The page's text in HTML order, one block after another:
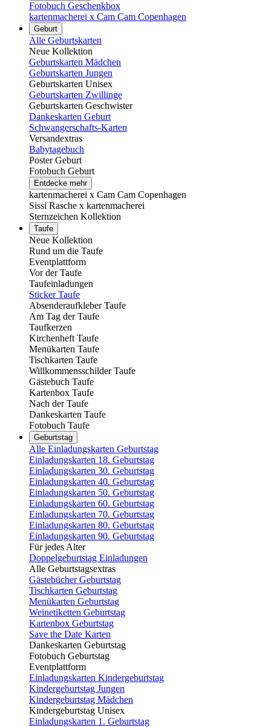
Fotobuch Geschenkbox
kartenmacherei x Cam Cam Copenhagen
Geburt
Alle Geburtskarten
Neue Kollektion
Geburtskarten Mädchen
Geburtskarten Jungen
Geburtskarten Unisex
Geburtskarten Zwillinge
Geburtskarten Geschwister
Dankeskarten Geburt
Schwangerschafts-Karten
Versandextras
Babytagebuch
Poster Geburt
Fotobuch Geburt
Entdecke mehr
kartenmacherei x Cam Cam Copenhagen
Sissi Rasche x kartenmacherei
Sternzeichen Kollektion
Taufe
Neue Kollektion
Rund um die Taufe
Eventplattform
Vor der Taufe
Taufeinladungen
Sticker Taufe
Absenderaufkleber Taufe
Am Tag der Taufe
Taufkerzen
Kirchenheft Taufe
Menükarten Taufe
Tischkarten Taufe
Willkommensschilder Taufe
Gästebuch Taufe
Kartenbox Taufe
Nach der Taufe
Dankeskarten Taufe
Fotobuch Taufe
Geburtstag
Alle Einladungskarten Geburtstag
Einladungskarten 18. Geburtstag
Einladungskarten 30. Geburtstag
Einladungskarten 40. Geburtstag
Einladungskarten 50. Geburtstag
Einladungskarten 60. Geburtstag
Einladungskarten 70. Geburtstag
Einladungskarten 80. Geburtstag
Einladungskarten 90. Geburtstag
Für jedes Alter
Doppelgeburtstag Einladungen
Alle Geburtstagsextras
Gästebücher Geburtstag
Tischkarten Geburtstag
Menükarten Geburtstag
Weinetiketten Geburtstag
Kartenbox Geburtstag
Save the Date Karten
Dankeskarten Geburtstag
Fotobuch Geburtstag
Eventplattform
Einladungskarten Kindergeburtstag
Kindergeburtstag Jungen
Kindergeburtstag Mädchen
Kindergeburtstag Unisex
Einladungskarten 1. Geburtstag